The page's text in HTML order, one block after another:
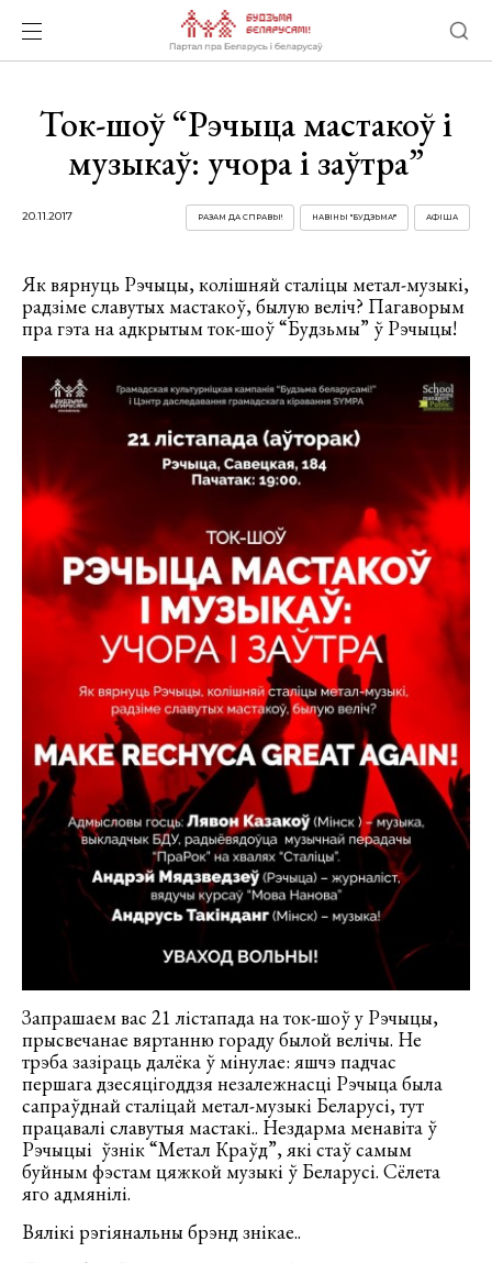
Ток-шоў “Рэчыца мастакоў і
музыкаў: учора і заўтра”
20.11.2017 АФІША
НАВІНЫ "БУДЗЬМА!"
РАЗАМ ДА СПРАВЫ!
Як вярнуць Рэчыцы, колішняй сталіцы метал-музыкі,
радзіме славутых мастакоў, былую веліч? Пагаворым
пра гэта на адкрытым ток-шоў “Будзьмы” ў Рэчыцы!
Запрашаем вас 21 лістапада на ток-шоў у Рэчыцы,
прысвечанае вяртанню гораду былой велічы. Не
трэба зазіраць далёка ў мінулае: яшчэ падчас
першага дзесяцігоддзя незалежнасці Рэчыца была
сапраўднай сталіцай метал-музыкі Беларусі, тут
працавалі славутыя мастакі.. Нездарма менавіта ў
Рэчыцыі ўзнік “Метал Краўд”, які стаў самым
буйным фэстам цяжкой музыкі ў Беларусі. Сёлета
яго адмянілі.
Вялікі рэгіянальны брэнд знікае..